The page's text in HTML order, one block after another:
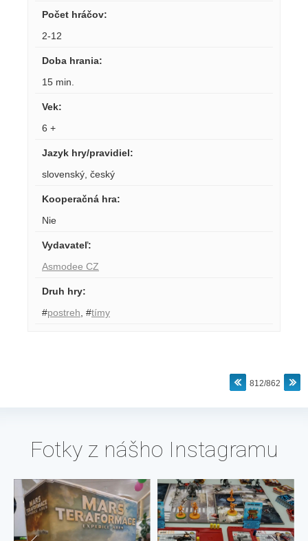
Počet hráčov:
2-12
Doba hrania:
15 min.
Vek:
6 +
Jazyk hry/pravidiel:
slovenský český
Kooperačná hra:
Nie
Vydavateľ:
Asmodee CZ
Druh hry:
#postreh #tímy
812/862
Fotky z nášho Instagramu